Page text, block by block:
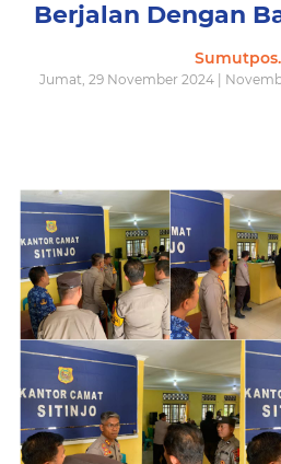
Berjalan Dengan
Jumat, 29 November 2024 |